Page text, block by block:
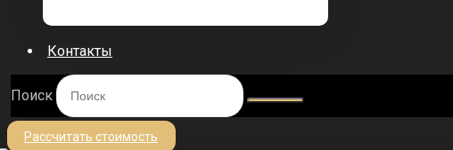
Контакты
Поиск
Рассчитать стоимость